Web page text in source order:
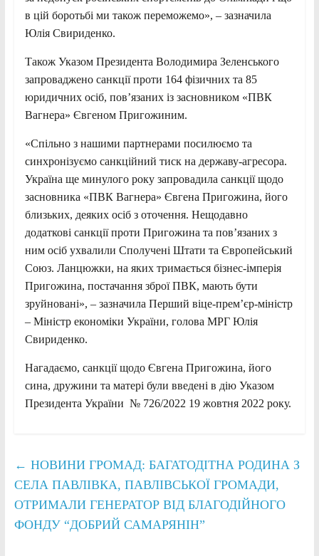
в цій боротьбі ми також переможемо», – зазначила
Юлія Свириденко.
Також Указом Президента Володимира Зеленського
запроваджено санкції проти 164 фізичних та 85
юридичних осіб, пов’язаних із засновником «ПВК
Вагнера» Євгеном Пригожиним.
«Спільно з нашими партнерами посилюємо та
синхронізуємо санкційний тиск на державу-агресора.
Україна ще минулого року запровадила санкції щодо
засновника «ПВК Вагнера» Євгена Пригожина, його
близьких, деяких осіб з оточення. Нещодавно
додаткові санкції проти Пригожина та пов’язаних з
ним осіб ухвалили Сполучені Штати та Європейський
Союз. Ланцюжки, на яких тримається бізнес-імперія
Пригожина, постачання зброї ПВК, мають бути
зруйновані», – зазначила Перший віце-прем’єр-міністр
– Міністр економіки України, голова МРГ Юлія
Свириденко.
Нагадаємо, санкції щодо Євгена Пригожина, його
сина, дружини та матері були введені в дію Указом
Президента України № 726/2022 19 жовтня 2022 року.
← НОВИНИ ГРОМАД: БАГАТОДІТНА РОДИНА З
СЕЛА ПАВЛІВКА, ПАВЛІВСЬКОЇ ГРОМАДИ,
ОТРИМАЛИ ГЕНЕРАТОР ВІД БЛАГОДІЙНОГО
ФОНДУ “ДОБРИЙ САМАРЯНІН”